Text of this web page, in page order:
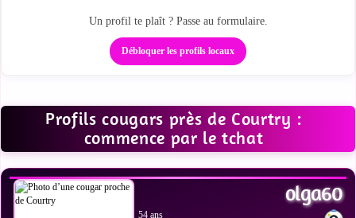
Un profil te plaît ? Passe au formulaire.
Débloquer les profils locaux
Profils cougars près de Courtry :
commence par le tchat
VOIR LES PHOTOS
olga60
54 ans